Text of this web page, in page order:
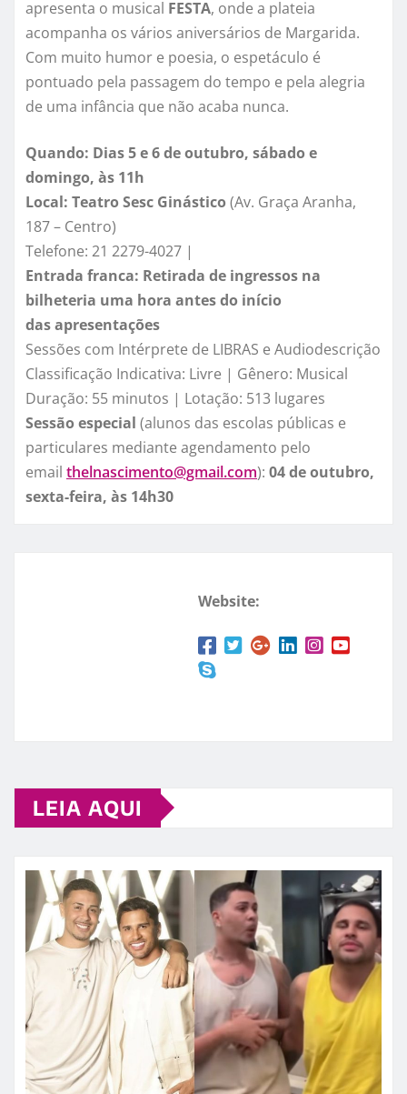
apresenta o musical FESTA, onde a plateia
acompanha os vários aniversários de Margarida.
Com muito humor e poesia, o espetáculo é
pontuado pela passagem do tempo e pela alegria
de uma infância que não acaba nunca.
Quando: Dias 5 e 6 de outubro, sábado e
domingo, às 11h
Local: Teatro Sesc Ginástico (Av. Graça Aranha,
187 – Centro)
Telefone: 21 2279-4027 |
Entrada franca: Retirada de ingressos na
bilheteria uma hora antes do início
dasapresentações
Sessões com Intérprete de LIBRAS e Audiodescrição
Classificação Indicativa: Livre | Gênero: Musical
Duração: 55 minutos | Lotação: 513 lugares
Sessão especial (alunos das escolas públicas e
particulares mediante agendamento pelo
email thelnascimento@gmail.com): 04 de outubro,
sexta-feira, às 14h30
Website:
LEIA AQUI